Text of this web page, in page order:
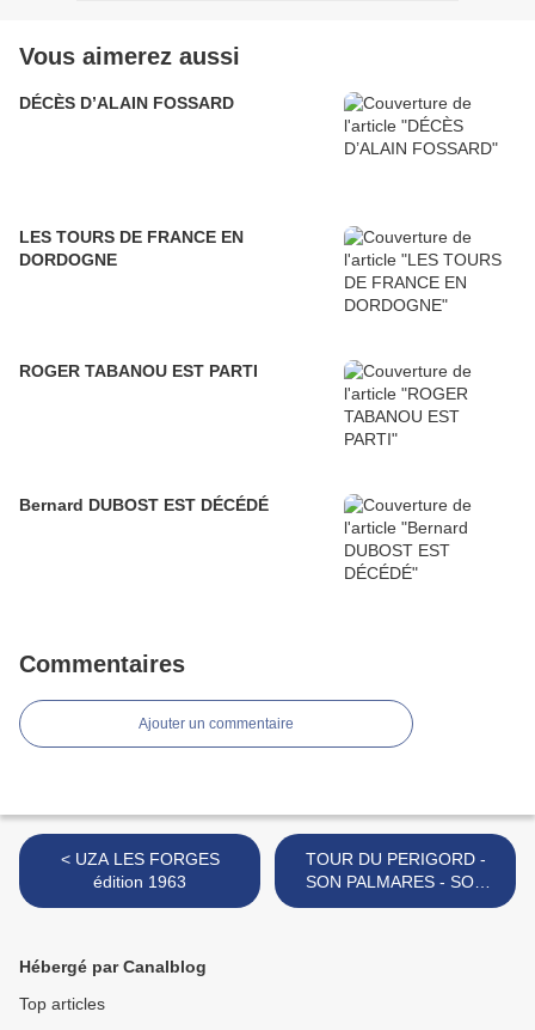
Vous aimerez aussi
DÉCÈS D’ALAIN FOSSARD
LES TOURS DE FRANCE EN
DORDOGNE
ROGER TABANOU EST PARTI
Bernard DUBOST EST DÉCÉDÉ
Commentaires
Ajouter un commentaire
< UZA LES FORGES
édition 1963
TOUR DU PERIGORD -
SON PALMARES - SON
HISTOIRE (1986-2022) >
Hébergé par Canalblog
Top articles